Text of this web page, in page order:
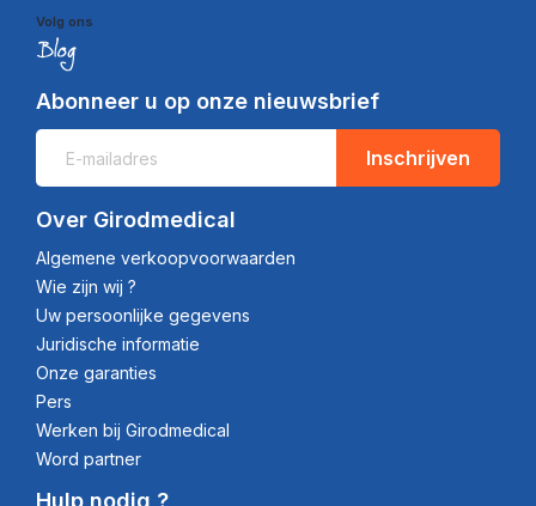
Volg ons
Abonneer u op onze nieuwsbrief
Inschrijven
Over Girodmedical
Algemene verkoopvoorwaarden
Wie zijn wij ?
Uw persoonlijke gegevens
Juridische informatie
Onze garanties
Pers
Werken bij Girodmedical
Word partner
Hulp nodig ?